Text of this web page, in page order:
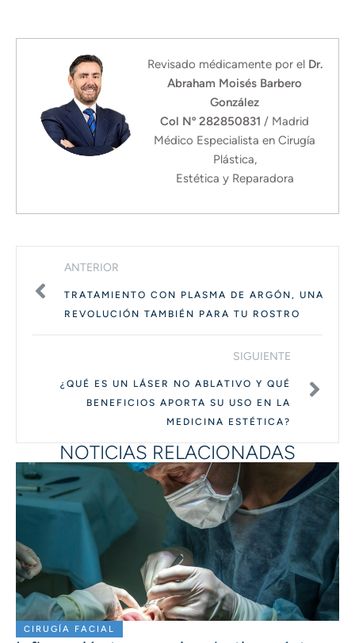
Revisado médicamente por el Dr.
Abraham Moisés Barbero
González
Col Nº 282850831 / Madrid
Médico Especialista en Cirugía
Plástica,
Estética y Reparadora
ANTERIOR
TRATAMIENTO CON PLASMA DE ARGÓN, UNA
REVOLUCIÓN TAMBIÉN PARA TU ROSTRO
SIGUIENTE
¿QUÉ ES UN LÁSER NO ABLATIVO Y QUÉ
BENEFICIOS APORTA SU USO EN LA
MEDICINA ESTÉTICA?
NOTICIAS RELACIONADAS
CIRUGÍA FACIAL